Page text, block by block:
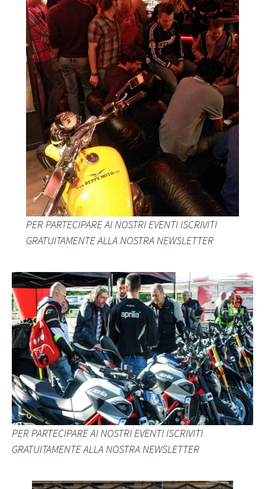
PER PARTECIPARE AI NOSTRI EVENTI ISCRIVITI
GRATUITAMENTE ALLA NOSTRA NEWSLETTER
PER PARTECIPARE AI NOSTRI EVENTI ISCRIVITI
GRATUITAMENTE ALLA NOSTRA NEWSLETTER